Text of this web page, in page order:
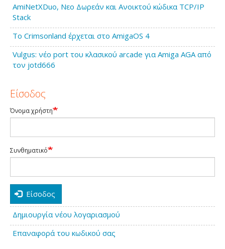
AmiNetXDuo, Νεο Δωρεάν και Ανοικτού κώδικα TCP/IP
Stack
Το Crimsonland έρχεται στο AmigaOS 4
Vulgus: νέο port του κλασικού arcade για Amiga AGA από
τον jotd666
Είσοδος
Όνομα χρήστη
Συνθηματικό
Είσοδος
Δημιουργία νέου λογαριασμού
Επαναφορά του κωδικού σας